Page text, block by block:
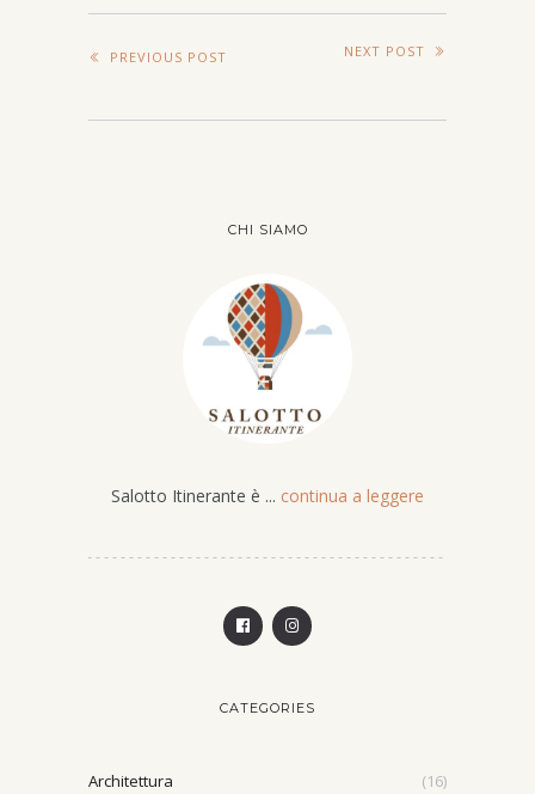
PREVIOUS POST NEXT POST
CHI SIAMO
Salotto Itinerante è ... continua a leggere
CATEGORIES
Architettura (16)